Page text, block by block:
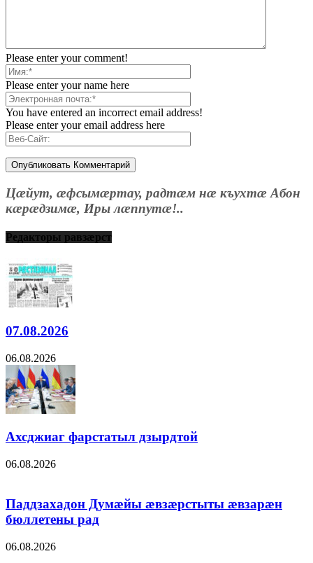
Please enter your comment!
Please enter your name here
You have entered an incorrect email address!
Please enter your email address here
Цæйут, æфсымæртау, радтæм нæ къухтæ Абон
кæрæдзимæ, Иры лæппутæ!..
Редакторы равзæрст
07.08.2026
06.08.2026
Ахсджиаг фарстатыл дзырдтой
06.08.2026
Паддзахадон Думæйы æвзæрстыты æвзарæн
бюллетены рад
06.08.2026